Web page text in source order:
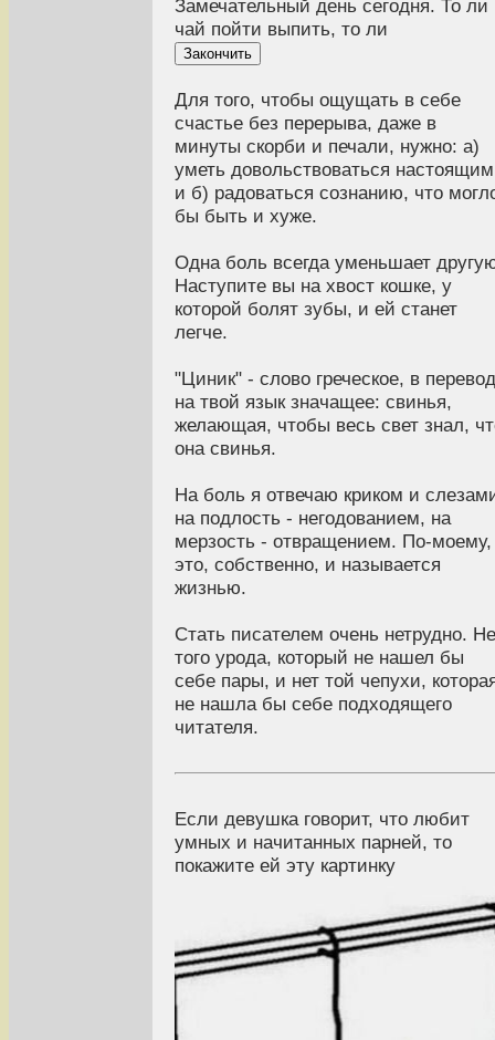
Замечательный день сегодня. То ли
чай пойти выпить, то ли
Закончить
Для того, чтобы ощущать в себе
счастье без перерыва, даже в
минуты скорби и печали, нужно: а)
уметь довольствоваться настоящим
и б) радоваться сознанию, что
бы быть и хуже.
Одна боль всегда уменьшает
Наступите вы на хвост кошке, у
которой болят зубы, и ей станет
легче.
"Циник" - слово греческое, в
на твой язык значащее: свинья,
желающая, чтобы весь свет знал,
она свинья.
На боль я отвечаю криком и
на подлость - негодованием, на
мерзость - отвращением. По-моему,
это, собственно, и называется
жизнью.
Стать писателем очень нетрудно.
того урода, который не нашел бы
себе пары, и нет той чепухи,
не нашла бы себе подходящего
читателя.
Если девушка говорит, что любит
умных и начитанных парней, то
покажите ей эту картинку